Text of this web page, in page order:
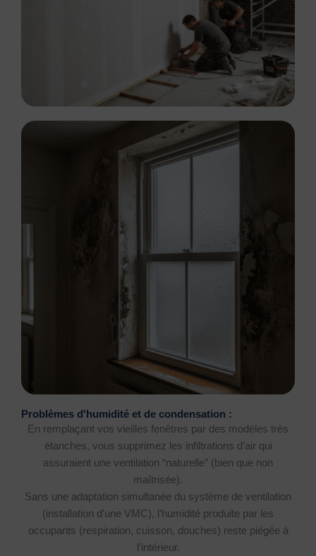
Problèmes d'humidité et de condensation :
En remplaçant vos vieilles fenêtres par des modèles très
étanches, vous supprimez les infiltrations d’air qui
assuraient une ventilation “naturelle” (bien que non
maîtrisée).
Sans une adaptation simultanée du système de ventilation
(installation d’une VMC), l’humidité produite par les
occupants (respiration, cuisson, douches) reste piégée à
l’intérieur.